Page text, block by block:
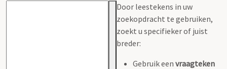
Door leestekens in uw
zoekopdracht te gebruiken,
zoekt u specifieker of juist
breder:
Gebruik een vraagteken